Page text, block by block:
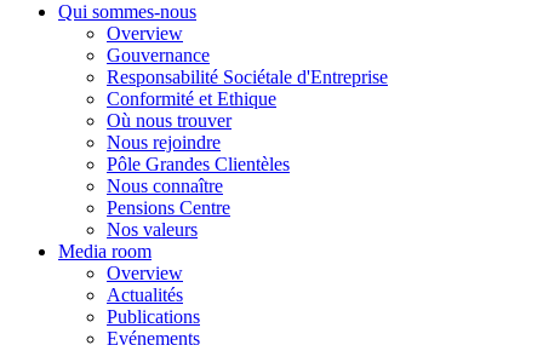
Qui sommes-nous
Overview
Gouvernance
Responsabilité Sociétale d'Entreprise
Conformité et Ethique
Où nous trouver
Nous rejoindre
Pôle Grandes Clientèles
Nous connaître
Pensions Centre
Nos valeurs
Media room
Overview
Actualités
Publications
Evénements